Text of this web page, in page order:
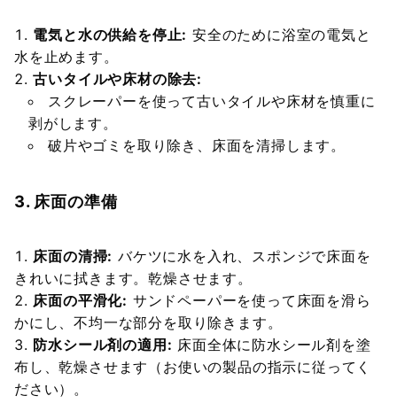
電気と水の供給を停止: 安全のために浴室の電気と
水を止めます。
古いタイルや床材の除去:
スクレーパーを使って古いタイルや床材を慎重に
剥がします。
破片やゴミを取り除き、床面を清掃します。
3. 床面の準備
床面の清掃: バケツに水を入れ、スポンジで床面を
きれいに拭きます。乾燥させます。
床面の平滑化: サンドペーパーを使って床面を滑ら
かにし、不均一な部分を取り除きます。
防水シール剤の適用: 床面全体に防水シール剤を塗
布し、乾燥させます（お使いの製品の指示に従ってく
ださい）。